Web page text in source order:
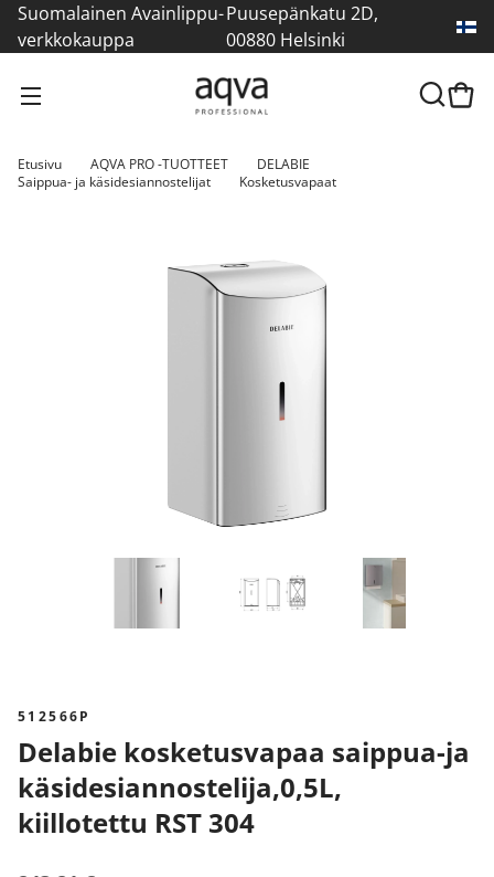
Suomalainen Avainlippu-
verkkokauppa
Puusepänkatu 2D,
00880 Helsinki
Etusivu AQVA PRO -TUOTTEET
DELABIE
Saippua- ja käsidesiannostelijat
Kosketusvapaat
512566P
Delabie kosketusvapaa saippua-ja
käsidesiannostelija,0,5L,
kiillotettu RST 304